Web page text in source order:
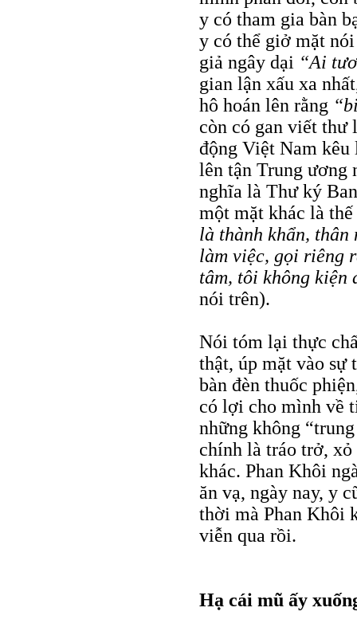
y có tham gia bàn
y có thể giở mặt
giả ngây dại “Ai
gian lận xấu xa
hô hoán lên rằng
còn có gan viết thư
động Việt Nam kêu
lên tận Trung ương
nghĩa là Thư ký
một mặt khác là
là thành khẩn,
làm việc, gọi riêng
tâm, tôi không kiện
nói trên).
Nói tóm lại thực
thật, úp mặt vào sự
bàn đèn thuốc
có lợi cho mình về
những không
chính là tráo trở,
khác. Phan Khôi
ăn vạ, ngày nay, y
thời mà Phan Khôi
viễn qua rồi.
Hạ cái mũ ấy